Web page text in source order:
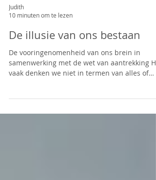
Judith
10 minuten om te lezen
De illusie van ons bestaan
De vooringenomenheid van ons brein in
vaak denken we niet in termen van alles of